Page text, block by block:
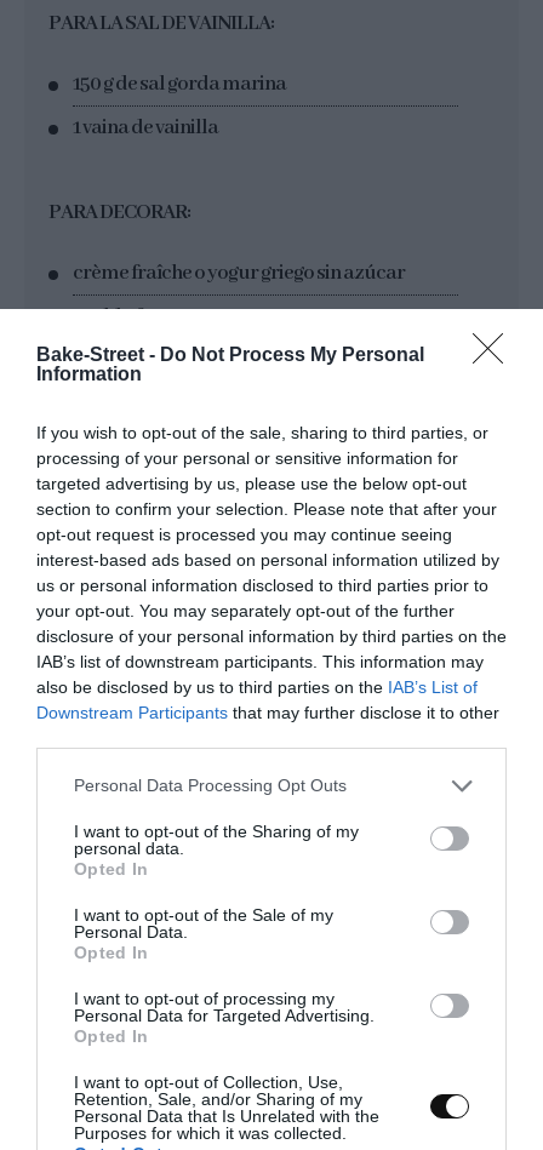
Bake-Street - Do Not Process My Personal
Information
If you wish to opt-out of the sale, sharing to third parties, or
processing of your personal or sensitive information for
targeted advertising by us, please use the below opt-out
section to confirm your selection. Please note that after your
opt-out request is processed you may continue seeing
interest-based ads based on personal information utilized by
us or personal information disclosed to third parties prior to
your opt-out. You may separately opt-out of the further
disclosure of your personal information by third parties on the
IAB’s list of downstream participants. This information may
also be disclosed by us to third parties on the IAB’s List of
Downstream Participants that may further disclose it to other
Please note that this website/app uses one or more Google
not limited to your visit or usage behaviour. You may click to
grant or deny consent to Google and its third-party tags to
use your data for below specified purposes in below Google
consent section.
Personal Data Processing Opt Outs
I want to opt-out of the Sharing of my
personal data.
Opted In
I want to opt-out of the Sale of my
Personal Data.
Opted In
I want to opt-out of processing my
Personal Data for Targeted Advertising.
Opted In
I want to opt-out of Collection, Use,
Retention, Sale, and/or Sharing of my
Personal Data that Is Unrelated with the
Purposes for which it was collected.
PARA LA SAL DE VAINILLA:
150 g de sal gorda marina
1 vaina de vainilla
PARA DECORAR:
crème fraîche o yogur griego sin azúcar
eneldo fresco
pistachos majados
láminas de manzana deshidratadas
* Receta en el enlace
Elaboración
Preparamos la sal de vainilla.
de vainilla y sacamos las semillas. Reservamos.
En un bol añadimos la sal gorda marina junto
con las semillas y mezclamos.
Guardamos en un recipiente/tarro de cristal
macerar durante3-4 díasen un lugar fresco y
seco. Lo ideal sería un armario de la cocina.